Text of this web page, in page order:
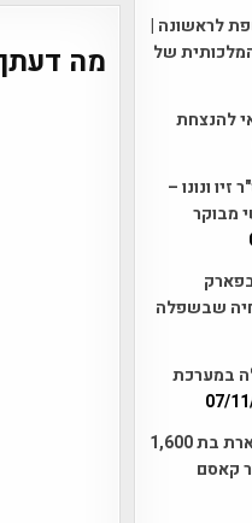
מה
לראשונה |
של
להנצחת
ונונו –
מבוקר
שבשפלה
במערכת
07/
שרידי אחוזה שומרונית מפוארת בת 1,600
קאסם